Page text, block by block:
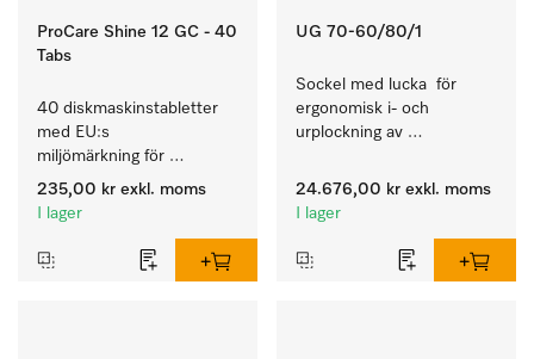
ProCare Shine 12 GC - 40
Tabs
40 diskmaskinstabletter
med EU:s
miljömärkning för
rengöring av mycket
smutsigt porslin, bestick
235,00 kr exkl. moms
I lager
UG 70-60/80/1
Sockel med lucka  för
ergonomisk i- och
urplockning av
cm.
24.676,00 kr exkl. moms
I lager